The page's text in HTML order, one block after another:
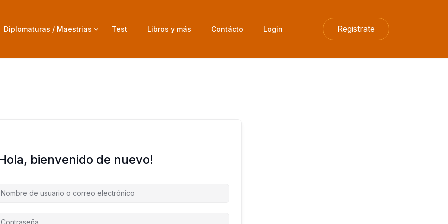
Diplomaturas / Maestrias Test Libros y más Contácto Login Registrate
bienvenido de nuevo!